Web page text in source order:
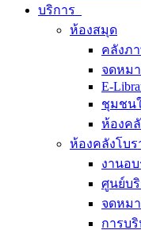
บริการ
ห้องสมุด
คลังภา
จดหม
E-
ชุมชน
ห้องค
ห้องคลังโบ
งานอ
ศูนย์บ
จดหม
การบ